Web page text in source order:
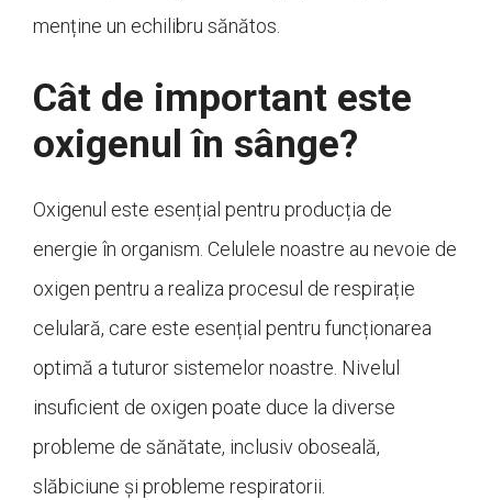
menține un echilibru sănătos.
Cât de important este
oxigenul în sânge?
Oxigenul este esențial pentru producția de
energie în organism. Celulele noastre au nevoie de
oxigen pentru a realiza procesul de respirație
celulară, care este esențial pentru funcționarea
optimă a tuturor sistemelor noastre. Nivelul
insuficient de oxigen poate duce la diverse
probleme de sănătate, inclusiv oboseală,
slăbiciune și probleme respiratorii.